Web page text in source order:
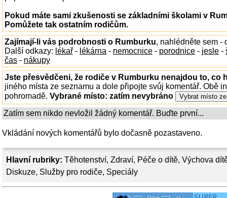
Hlavní rubriky: Těhotenství, Zdraví, Péče o dítě, Výchova
Diskuze, Služby pro rodiče, Speciály
Pokud máte sami zkušenosti se základními školami v
Pomůžete tak ostatním rodičům.
Zajímají-li vás podrobnosti o Rumburku, nahlédněte sem -
Další odkazy: lékař - lékárna - nemocnice - porodnice - jesle -
čas - nákupy
Jste přesvědčeni, že rodiče v Rumburku nenajdou to, co
jiného místa ze seznamu a dole připojte svůj komentář. Obě
pohromadě. Vybrané místo: zatím nevybráno
Zatím sem nikdo nevložil žádný komentář. Buďte první...
Vkládání nových komentářů bylo dočasně pozastaveno.